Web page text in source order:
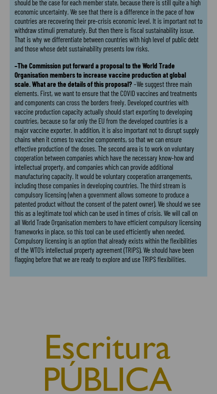
should be the case for each member state, because there is still quite a high
economic uncertainty. We see that there is a difference in the pace of how
countries are recovering their pre-crisis economic level. It is important not to
withdraw stimuli prematurely. But then there is fiscal sustainability issue.
That is why we differentiate between countries with high level of public debt
and those whose debt sustainability presents low risks.
–The Commission put forward a proposal to the World Trade
Organisation members to increase vaccine production at global
scale. What are the details of this proposal?–We suggest three main
elements. First, we want to ensure that the COVID vaccines and treatments
and components can cross the borders freely. Developed countries with
vaccine production capacity actually should start exporting to developing
countries, because so far only the EU from the developed countries is a
major vaccine exporter. In addition, it is also important not to disrupt supply
chains when it comes to vaccine components, so that we can ensure
effective production of the doses. The second area is to work on voluntary
cooperation between companies which have the necessary know-how and
intellectual property, and companies which can provide additional
manufacturing capacity. It would be voluntary cooperation arrangements,
including those companies in developing countries. The third stream is
compulsory licensing (when a government allows someone to produce a
patented product without the consent of the patent owner). We should we see
this as a legitimate tool which can be used in times of crisis. We will call on
all World Trade Organisation members to have efficient compulsory licensing
frameworks in place, so this tool can be used efficiently when needed.
Compulsory licensing is an option that already exists within the flexibilities
of the WTO’s intellectual property agreement (TRIPS). We should have been
flagging before that we are ready to explore and use TRIPS flexibilities.